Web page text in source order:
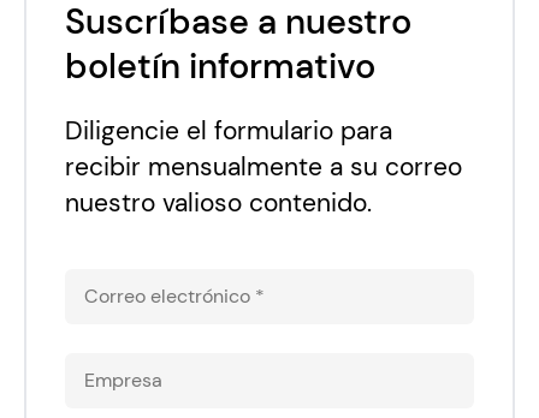
Suscríbase a nuestro
boletín informativo
Diligencie el formulario para
recibir mensualmente a su correo
nuestro valioso contenido.